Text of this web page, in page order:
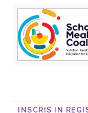
INSCRIS IN